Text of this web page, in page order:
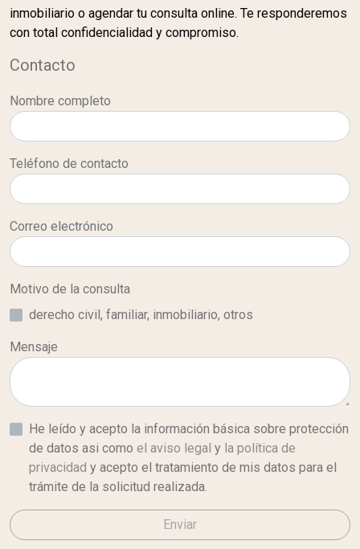
inmobiliario o agendar tu consulta online. Te responderemos
con total confidencialidad y compromiso.
Contacto
Nombre completo
Teléfono de contacto
Correo electrónico
Motivo de la consulta
derecho civil, familiar, inmobiliario, otros
Mensaje
He leído y acepto la información básica sobre protección
de datos asi como el aviso legal y la política de
privacidad y acepto el tratamiento de mis datos para el
trámite de la solicitud realizada.
Enviar